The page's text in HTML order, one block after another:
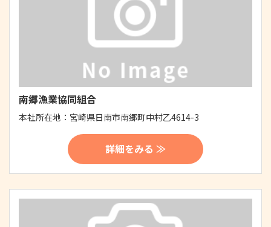
南郷漁業協同組合
本社所在地： 宮崎県日南市南郷町中村乙4614-3
詳細をみる ≫